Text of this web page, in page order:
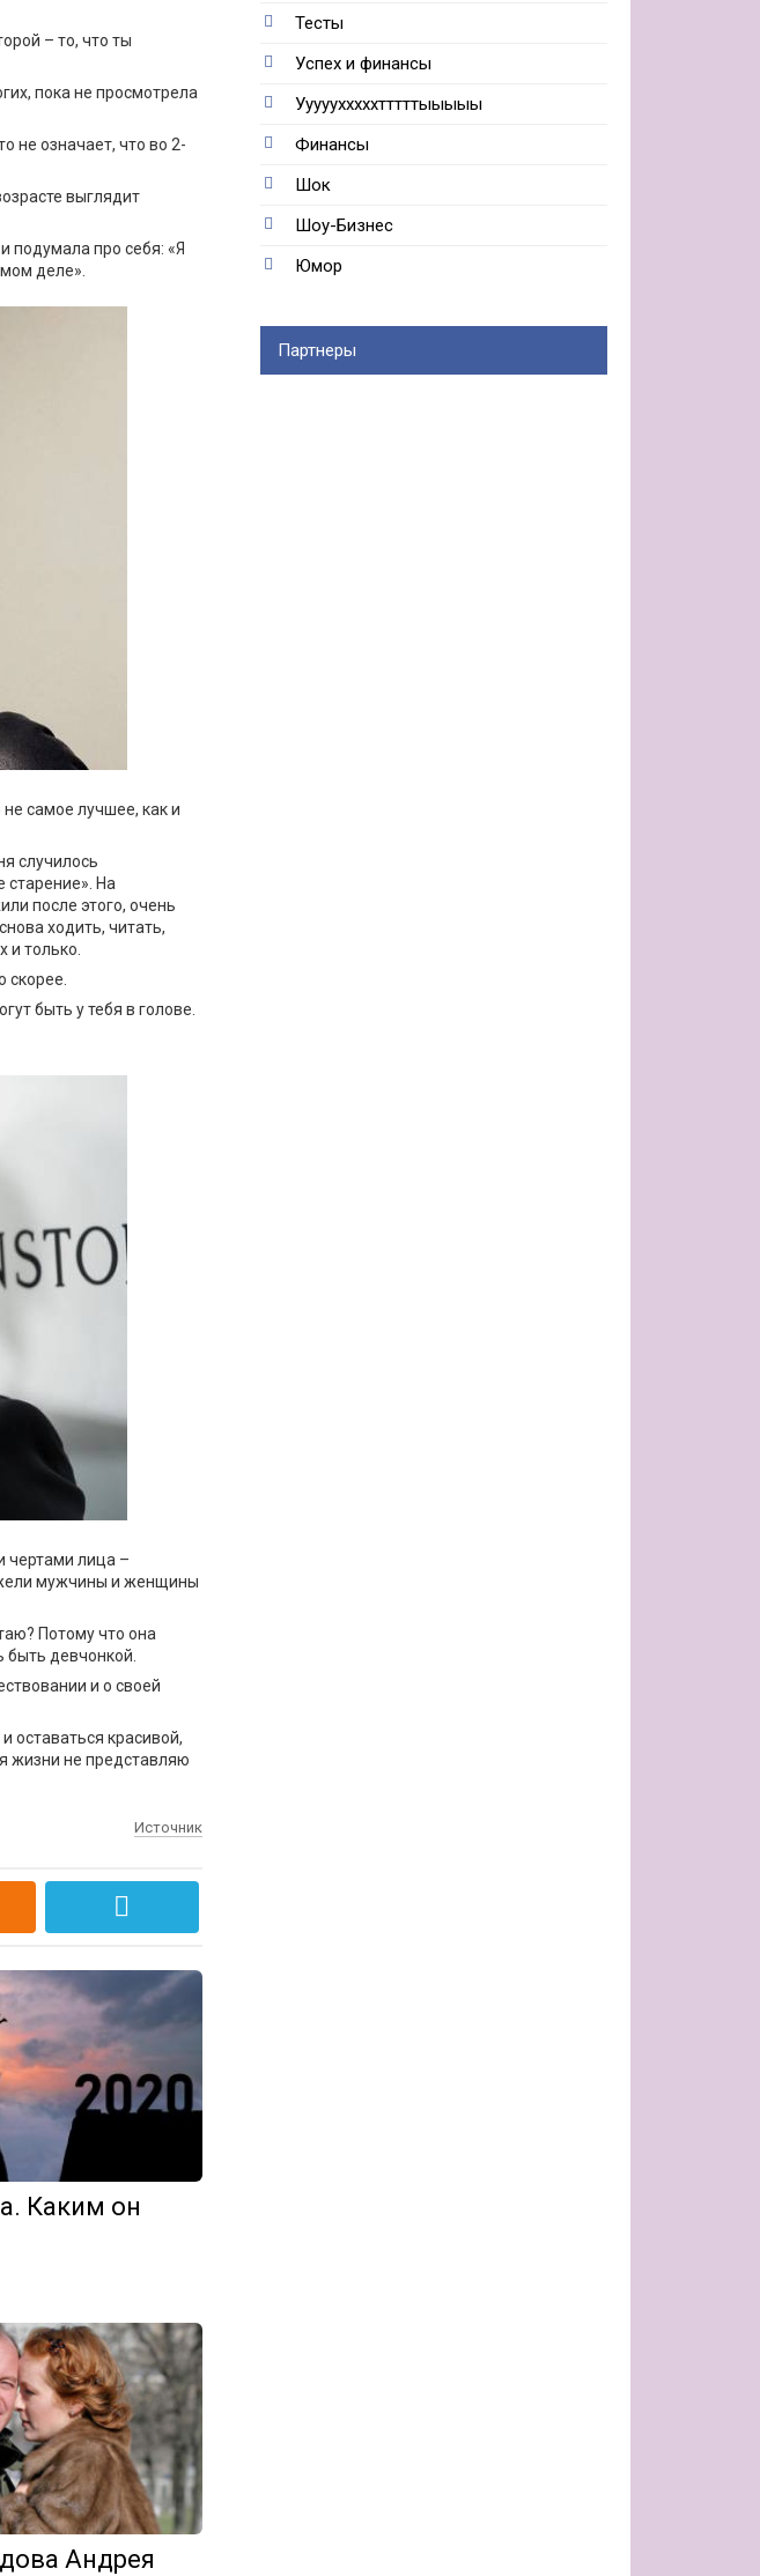
– то, что ты
пока не просмотрела
не означает, что во 2-
выглядит
подумала про себя: «Я
деле».
самое лучшее, как и
случилось
старение». На
после этого, очень
ходить, читать,
и только.
скорее.
быть у тебя в голове.
чертами лица –
мужчины и женщины
Потому что она
быть девчонкой.
и о своей
оставаться красивой,
жизни не представляю
Источник
Каким он
Андрея
Тесты
Успех и финансы
Ууууухххххтттттыыыыы
Финансы
Шок
Шоу-Бизнес
Юмор
Партнеры